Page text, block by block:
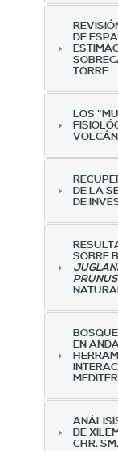
DE
TORRE
LOS
DE LA
DE
SOBRE
EN
DE
CHR.